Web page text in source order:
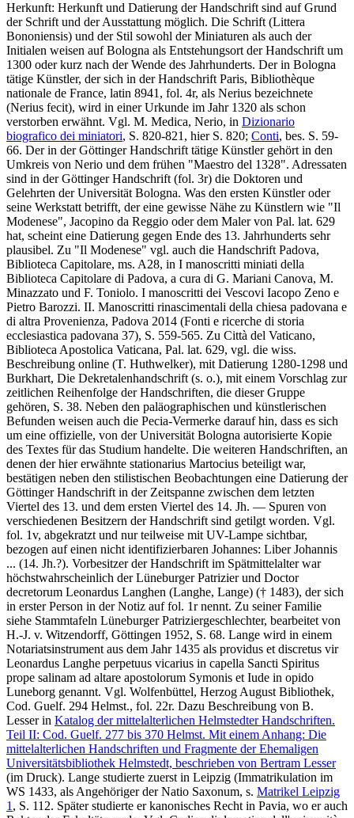
Herkunft: Herkunft und Datierung der Handschrift sind auf Grund
der Schrift und der Ausstattung möglich. Die Schrift (Littera
Bononiensis) und der Stil sowohl der Miniaturen als auch der
Initialen weisen auf Bologna als Entstehungsort der Handschrift um
1300 oder kurz nach der Wende des Jahrhunderts. Der in Bologna
tätige Künstler, der sich in der Handschrift Paris, Bibliothèque
nationale de France, latin 8941, fol. 4r, als Nerius bezeichnete
(Nerius fecit), wird in einer Urkunde im Jahr 1320 als schon
verstorben erwähnt. Vgl. M. Medica, Nerio, in Dizionario
biografico dei miniatori, S. 820-821, hier S. 820; Conti, bes. S. 59-
66. Der in der Göttinger Handschrift tätige Künstler gehört in den
Umkreis von Nerio und dem frühen "Maestro del 1328". Adressaten
sind in der Göttinger Handschrift (fol. 3r) die Doktoren und
Gelehrten der Universität Bologna. Was den ersten Künstler oder
seine Werkstatt betrifft, der eine gewisse Nähe zu Künstlern wie "Il
Modenese", Jacopino da Reggio oder dem Maler von Pal. lat. 629
hat, scheint eine Datierung gegen Ende des 13. Jahrhunderts sehr
plausibel. Zu "Il Modenese" vgl. auch die Handschrift Padova,
Biblioteca Capitolare, ms. A28, in I manoscritti miniati della
Biblioteca Capitolare di Padova, a cura di G. Mariani Canova, M.
Minazzato und F. Toniolo. I manoscritti dei Vescovi Iacopo Zeno e
Pietro Barozzi. II. Manoscritti rinascimentali della chiesa padovana e
di altra Provenienza, Padova 2014 (Fonti e ricerche di storia
ecclesiastica padovana 37), S. 559-565. Zu Città del Vaticano,
Biblioteca Apostolica Vaticana, Pal. lat. 629, vgl. die wiss.
Beschreibung online (T. Huthwelker), mit Datierung 1280-1298 und
Burkhart, Die Dekretalenhandschrift (s. o.), mit einem Vorschlag zur
zeitlichen Reihenfolge der Handschriften, die dieser Gruppe
gehören, S. 38. Neben den paläographischen und künstlerischen
Befunden weisen auch die Pecia-Vermerke darauf hin, dass es sich
um eine offizielle, von der Universität Bologna autorisierte Kopie
des Textes für das Studium handelte. Die weiteren Handschriften, an
denen der hier erwähnte stationarius Martocius beteiligt war,
bestätigen neben den stilistischen Beobachtungen eine Datierung der
Göttinger Handschrift in der Zeitspanne zwischen dem letzten
Viertel des 13. und dem ersten Viertel des 14. Jh. — Spuren von
verschiedenen Besitzern der Handschrift sind getilgt worden. Vgl.
fol. 1v, abgekratzt und nur teilweise mit UV-Lampe sichtbar,
bezogen auf einen nicht identifizierbaren Johannes: Liber Johannis
... (14. Jh.?). Vorbesitzer der Handschrift im Spätmittelalter war
höchstwahrscheinlich der Lüneburger Patrizier und Doctor
decretorum Leonardus Langhen (Langhe, Lange) († 1483), der sich
in erster Person in der Notiz auf fol. 1r nennt. Zu seiner Familie
siehe Stammtafeln Lüneburger Patriziergeschlechter, bearbeitet von
H.-J. v. Witzendorff, Göttingen 1952, S. 68. Lange wird in einem
Notariatsinstrument aus dem Jahr 1435 als providus et discretus vir
Leonardus Langhe perpetuus vicarius in capella Sancti Spiritus
prope salinam ad altare apostolorum Symonis et Iude in opido
Luneborg genannt. Vgl. Wolfenbüttel, Herzog August Bibliothek,
Cod. Guelf. 294 Helmst., fol. 22r. Dazu Beschreibung von B.
Lesser in Katalog der mittelalterlichen Helmstedter Handschriften.
Teil II: Cod. Guelf. 277 bis 370 Helmst. Mit einem Anhang: Die
mittelalterlichen Handschriften und Fragmente der Ehemaligen
Universitätsbibliothek Helmstedt, beschrieben von Bertram Lesser
(im Druck). Lange studierte zuerst in Leipzig (Immatrikulation im
WS 1433, als Angehöriger derNatio Saxonum, s. Matrikel Leipzig
1 , S. 112. Später studierte er kanonisches Recht in Pavia, wo er auch